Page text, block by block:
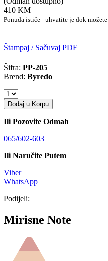
410 KM
Ponuda ističe - uhvatite je dok možete
Štampaj / Sačuvaj PDF
Šifra: PP-205
Brend: Byredo
Dodaj u Korpu
Ili Pozovite Odmah
065/602-603
Ili Naručite Putem
Viber
WhatsApp
Podijeli:
Mirisne Note